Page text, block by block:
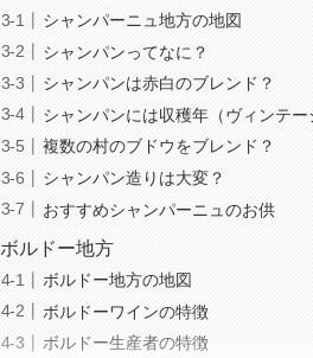
シャンパーニュ地方の地図
シャンパンってなに？
シャンパンは赤白のブレンド？
シャンパンには収穫年（ヴィンテ
複数の村のブドウをブレンド？
シャンパン造りは大変？
おすすめシャンパーニュのお供
ボルドー地方
ボルドー地方の地図
ボルドーワインの特徴
ボルドー生産者の特徴